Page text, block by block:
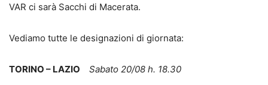
VAR ci sarà Sacchi di Macerata.
Vediamo tutte le designazioni di giornata:
TORINO – LAZIO Sabato 20/08 h. 18.30